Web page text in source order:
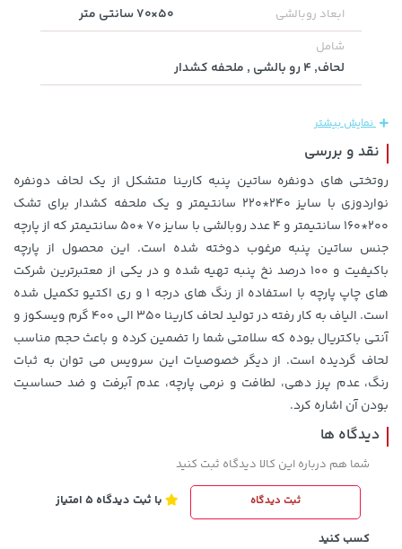
1,143,000 تومان
1,187,000
خرید
27,580,000 تومان خرید
141,000 تومان
165,900
خرید
ابعاد روبالشی 50×70 سانتی متر
شامل
لحاف, ۴ رو بالشی , ملحفه کشدار
نمایش بیشتر
نقد و بررسی
روتختی های دونفره ساتین پنبه کارینا متشکل از یک لحاف دونفره
نواردوزی با سایز ۲۴۰*۲۲۰ سانتیمتر و یک ملحفه کشدار برای تشک
۲۰۰*۱۶۰ سانتیمتر و ۴ عدد روبالشی با سایز ۷۰ *۵۰ سانتیمتر که از پارچه
جنس ساتین پنبه ﻣﺮﻏﻮب دوخته شده است. این محصول از پارچه
باکیفیت و ۱۰۰ درصد نخ پنبه تهیه شده و در یکی از معتبرترین شرکت
های چاپ پارچه با استفاده از رنگ های درجه ۱ و ری اکتیو تکمیل شده
است. الیاف به کار رفته در تولید لحاف کارینا ۳۵۰ الی ۴۰۰ گرم ویسکوز و
آنتی باکتریال بوده که سلامتی شما را تضمین کرده و باعث حجم مناسب
لحاف گردیده است. از دیگر ﺧﺼﻮﺻﯿﺎت این سرویس می توان به ﺛﺒﺎت
رﻧﮓ، ﻋﺪم ﭘﺮز دﻫﯽ، ﻟﻄﺎﻓﺖ و ﻧﺮﻣﯽ پارچه، عدم آﺑﺮﻓﺖ و ضد حساسیت
بودن آن اشاره کرد.
دیدگاه ها
شما هم درباره این کالا دیدگاه ثبت کنید
ثبت دیدگاه با ثبت دیدگاه 5 امتیاز
کسب کنید